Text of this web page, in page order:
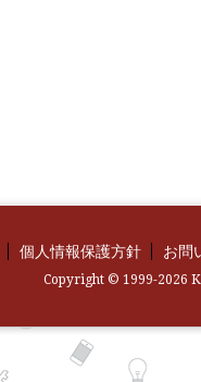
個人情報保護方針 お問
Copyright © 1999-2026